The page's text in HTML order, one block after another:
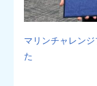
マリンチャレン
た